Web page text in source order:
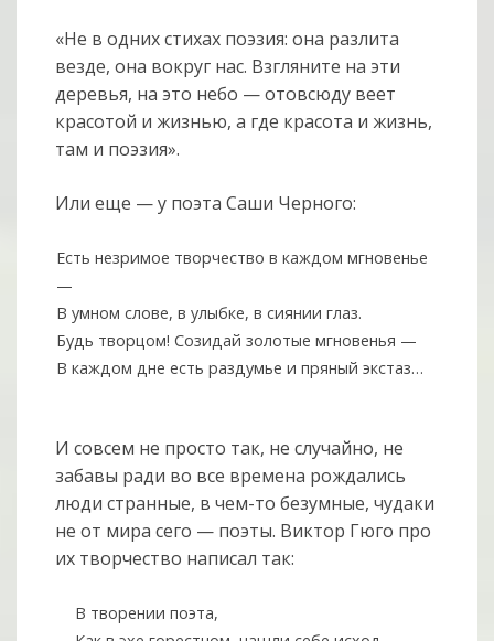
«Не в одних стихах поэзия: она разлита
везде, она вокруг нас. Взгляните на эти
деревья, на это небо — отовсюду веет
красотой и жизнью, а где красота и жизнь,
там и поэзия».
Или еще — у поэта Саши Черного:
Есть незримое творчество в каждом мгновенье
—
В умном слове, в улыбке, в сиянии глаз.
Будь творцом! Созидай золотые мгновенья —
В каждом дне есть раздумье и пряный экстаз…
И совсем не просто так, не случайно, не
забавы ради во все времена рождались
люди странные, в чем-то безумные, чудаки
не от мира сего — поэты. Виктор Гюго про
их творчество написал так:
В творении поэта,